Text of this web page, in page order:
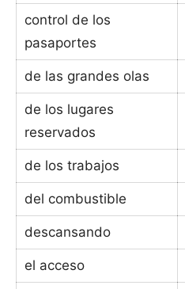
control de los
pasaportes
de las grandes olas
de los lugares
reservados
de los trabajos
del combustible
descansando
el acceso